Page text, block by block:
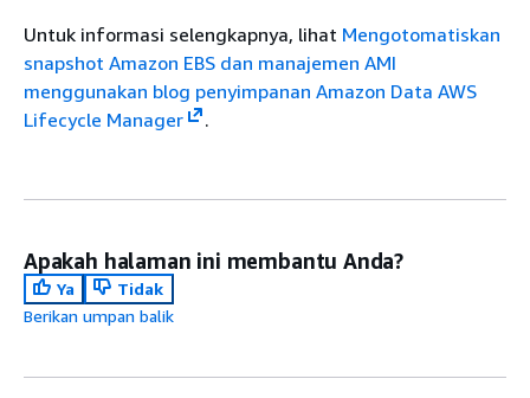
Untuk informasi selengkapnya, lihat Mengotomatiskan
snapshot Amazon EBS dan manajemen AMI
menggunakan blog penyimpanan Amazon Data AWS
Lifecycle Manager
.
Apakah halaman ini membantu Anda?
Ya
Tidak
Berikan umpan balik